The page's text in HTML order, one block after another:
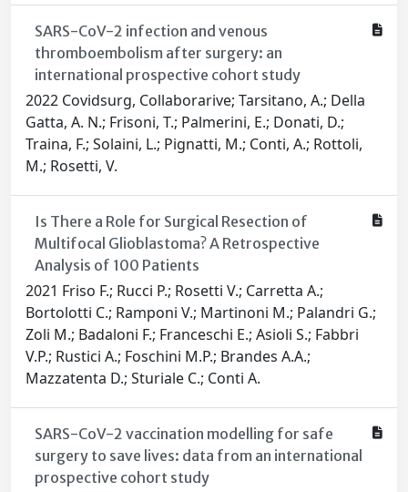
SARS-CoV-2 infection and venous
thromboembolism after surgery: an
international prospective cohort study
2022 Covidsurg, Collaborarive; Tarsitano, A.; Della
Gatta, A. N.; Frisoni, T.; Palmerini, E.; Donati, D.;
Traina, F.; Solaini, L.; Pignatti, M.; Conti, A.; Rottoli,
M.; Rosetti, V.
Is There a Role for Surgical Resection of
Multifocal Glioblastoma? A Retrospective
Analysis of 100 Patients
2021 Friso F.; Rucci P.; Rosetti V.; Carretta A.;
Bortolotti C.; Ramponi V.; Martinoni M.; Palandri G.;
Zoli M.; Badaloni F.; Franceschi E.; Asioli S.; Fabbri
V.P.; Rustici A.; Foschini M.P.; Brandes A.A.;
Mazzatenta D.; Sturiale C.; Conti A.
SARS-CoV-2 vaccination modelling for safe
surgery to save lives: data from an international
prospective cohort study